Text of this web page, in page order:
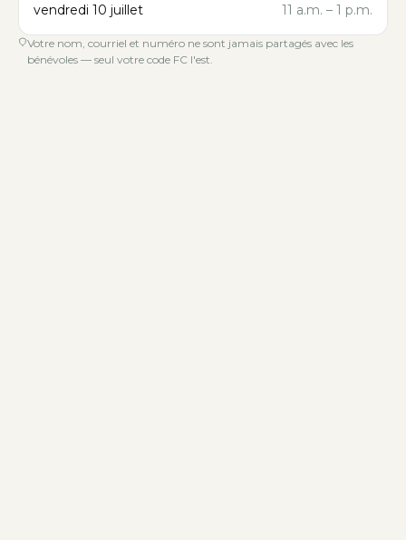
vendredi 10 juillet 11 a.m. – 1 p.m.
Votre nom, courriel et numéro ne sont jamais partagés avec les
bénévoles — seul votre code FC l'est.